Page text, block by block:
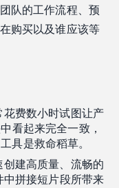
队的工作流程、预
购买以及谁应该等
花费数小时试图让产
看起来完全一致，
具是救命稻草。
创建高质量、流畅的
中拼接短片段所带来